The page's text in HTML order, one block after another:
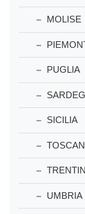
MOLISE
PUGLIA
SICILIA
UMBRIA